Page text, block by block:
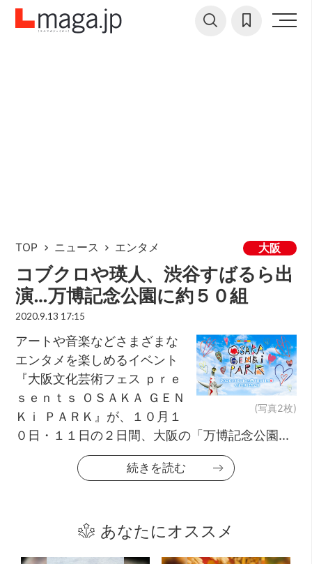
TOP ニュース エンタメ 大阪
コブクロや瑛人、渋谷すばるら出
演…万博記念公園に約５０組
2020.9.13 17:15
(写真2枚)
アートや音楽などさまざまな
エンタメを楽しめるイベント
『大阪文化芸術フェス ｐｒｅ
ｓｅｎｔｓ ＯＳＡＫＡ ＧＥＮ
Ｋｉ ＰＡＲＫ』が、１０月１
０日・１１日の２日間、大阪の「万博記念公園...
続きを読む
あなたにオススメ